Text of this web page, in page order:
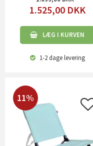
1.525,00 DKK
LÆG I KURVEN
1-2 dagelevering
11%